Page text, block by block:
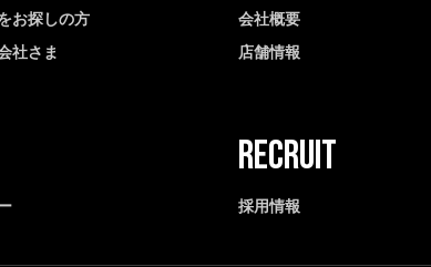
お探しの方
社さま
会社概要
店舗情報
採用情報